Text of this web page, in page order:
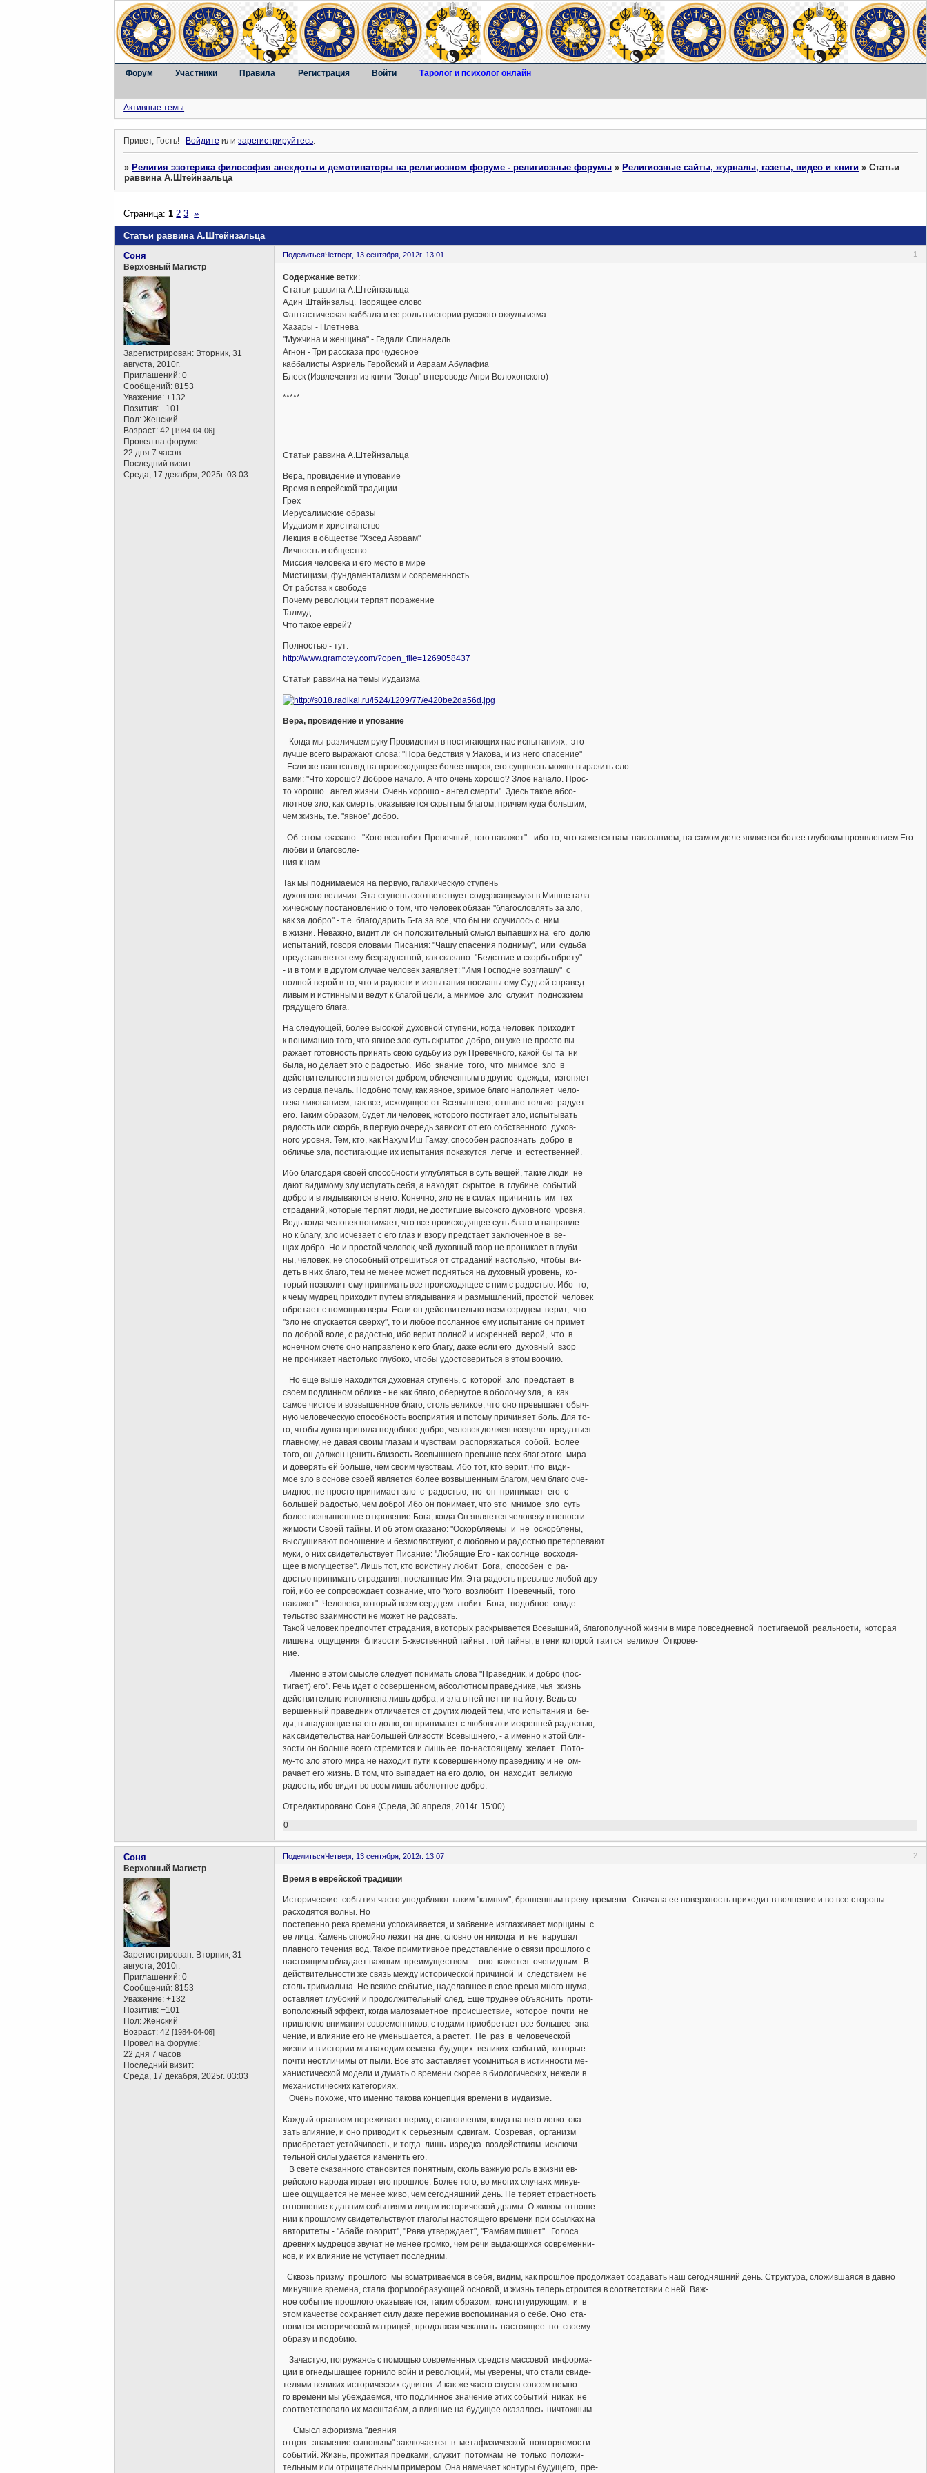
Форум Участники Правила Регистрация Войти Таролог и психолог онлайн
Активные темы
Привет, Гость! Войдите илизарегистрируйтесь.
»Религия эзотерика философия анекдоты и демотиваторы на религиозном форуме - религиозные форумы »Религиозные сайты, журналы, газеты, видео и книги »Статьи
раввина А.Штейнзальца
Статьи раввина А.Штейнзальца
Страница:1 2 3 »
Поделиться 1
Четверг, 13 сентября, 2012г. 13:01
Соня
Верховный Магистр
Зарегистрирован: Вторник, 31
августа, 2010г.
Приглашений: 0
Сообщений: 8153
Уважение: +132
Позитив: +101
Пол: Женский
Возраст: 42[1984-04-06]
Провел на форуме:
22 дня 7 часов
Последний визит:
Среда, 17 декабря, 2025г. 03:03
Содержаниеветки:
Статьи раввина А.Штейнзальца
Адин Штайнзальц. Творящее слово
Фантастическая каббала и ее роль в истории русского оккультизма
Хазары - Плетнева
"Мужчина и женщина" - Гедали Спинадель
Агнон - Три рассказа про чудесное
каббалисты Азриель Геройский и Авраам Абулафиа
Блеск (Извлечения из книги "Зогар" в переводе Анри Волохонского)
*****
Статьи раввина А.Штейнзальца
Вера, провидение и упование
Время в еврейской традиции
Грех
Иерусалимские образы
Иудаизм и христианство
Лекция в обществе "Хэсед Авраам"
Личность и общество
Миссия человека и его место в мире
Мистицизм, фундаментализм и современность
От рабства к свободе
Почему революции терпят поражение
Талмуд
Что такое еврей?
Полностью - тут:
http://www.gramotey.com/?open_file=1269058437
Статьи раввина на темы иудаизма
Вера, провидение и упование
Когда мы различаем руку Провидения в постигающих нас испытаниях, это
лучше всего выражают слова: "Пора бедствия у Яакова, и из него спасение"
Если же наш взгляд на происходящее более широк, его сущность можно выразить сло-
вами: "Что хорошо? Доброе начало. А что очень хорошо? Злое начало. Прос-
то хорошо . ангел жизни. Очень хорошо - ангел смерти". Здесь такое абсо-
лютное зло, как смерть, оказывается скрытым благом, причем куда большим,
чем жизнь, т.е. "явное" добро.
Об этом сказано: "Кого возлюбит Превечный, того накажет" - ибо то, что кажется нам наказанием, на самом деле является более глубоким проявлением Его
любви и благоволе-
ния к нам.
Так мы поднимаемся на первую, галахическую ступень
духовного величия. Эта ступень соответствует содержащемуся в Мишне гала-
хическому постановлению о том, что человек обязан "благословлять за зло,
как за добро" - т.е. благодарить Б-га за все, что бы ни случилось с ним
в жизни. Неважно, видит ли он положительный смысл выпавших на его долю
испытаний, говоря словами Писания: "Чашу спасения подниму", или судьба
представляется ему безрадостной, как сказано: "Бедствие и скорбь обрету"
- и в том и в другом случае человек заявляет: "Имя Господне возглашу" с
полной верой в то, что и радости и испытания посланы ему Судьей справед-
ливым и истинным и ведут к благой цели, а мнимое зло служит подножием
грядущего блага.
На следующей, более высокой духовной ступени, когда человек приходит
к пониманию того, что явное зло суть скрытое добро, он уже не просто вы-
ражает готовность принять свою судьбу из рук Превечного, какой бы та ни
была, но делает это с радостью. Ибо знание того, что мнимое зло в
действительности является добром, облеченным в другие одежды, изгоняет
из сердца печаль. Подобно тому, как явное, зримое благо наполняет чело-
века ликованием, так все, исходящее от Всевышнего, отныне только радует
его. Таким образом, будет ли человек, которого постигает зло, испытывать
радость или скорбь, в первую очередь зависит от его собственного духов-
ного уровня. Тем, кто, как Нахум Иш Гамзу, способен распознать добро в
обличье зла, постигающие их испытания покажутся легче и естественней.
Ибо благодаря своей способности углубляться в суть вещей, такие люди не
дают видимому злу испугать себя, а находят скрытое в глубине событий
добро и вглядываются в него. Конечно, зло не в силах причинить им тех
страданий, которые терпят люди, не достигшие высокого духовного уровня.
Ведь когда человек понимает, что все происходящее суть благо и направле-
но к благу, зло исчезает с его глаз и взору предстает заключенное в ве-
щах добро. Но и простой человек, чей духовный взор не проникает в глуби-
ны, человек, не способный отрешиться от страданий настолько, чтобы ви-
деть в них благо, тем не менее может подняться на духовный уровень, ко-
торый позволит ему принимать все происходящее с ним с радостью. Ибо то,
к чему мудрец приходит путем вглядывания и размышлений, простой человек
обретает с помощью веры. Если он действительно всем сердцем верит, что
"зло не спускается сверху", то и любое посланное ему испытание он примет
по доброй воле, с радостью, ибо верит полной и искренней верой, что в
конечном счете оно направлено к его благу, даже если его духовный взор
не проникает настолько глубоко, чтобы удостовериться в этом воочию.
Но еще выше находится духовная ступень, с которой зло предстает в
своем подлинном облике - не как благо, обернутое в оболочку зла, а как
самое чистое и возвышенное благо, столь великое, что оно превышает обыч-
ную человеческую способность восприятия и потому причиняет боль. Для то-
го, чтобы душа приняла подобное добро, человек должен всецело предаться
главному, не давая своим глазам и чувствам распоряжаться собой. Более
того, он должен ценить близость Всевышнего превыше всех благ этого мира
и доверять ей больше, чем своим чувствам. Ибо тот, кто верит, что види-
мое зло в основе своей является более возвышенным благом, чем благо оче-
видное, не просто принимает зло с радостью, но он принимает его с
большей радостью, чем добро! Ибо он понимает, что это мнимое зло суть
более возвышенное откровение Бога, когда Он является человеку в непости-
жимости Своей тайны. И об этом сказано: "Оскорбляемы и не оскорблены,
выслушивают поношение и безмолвствуют, с любовью и радостью претерпевают
муки, о них свидетельствует Писание: "Любящие Его - как солнце восходя-
щее в могуществе". Лишь тот, кто воистину любит Бога, способен с ра-
достью принимать страдания, посланные Им. Эта радость превыше любой дру-
гой, ибо ее сопровождает сознание, что "кого возлюбит Превечный, того
накажет". Человека, который всем сердцем любит Бога, подобное свиде-
тельство взаимности не может не радовать.
Такой человек предпочтет страдания, в которых раскрывается Всевышний, благополучной жизни в мире повседневной постигаемой реальности, которая
лишена ощущения близости Б-жественной тайны . той тайны, в тени которой таится великое Открове-
ние.
Именно в этом смысле следует понимать слова "Праведник, и добро (пос-
тигает) его". Речь идет о совершенном, абсолютном праведнике, чья жизнь
действительно исполнена лишь добра, и зла в ней нет ни на йоту. Ведь со-
вершенный праведник отличается от других людей тем, что испытания и бе-
ды, выпадающие на его долю, он принимает с любовью и искренней радостью,
как свидетельства наибольшей близости Всевышнего, - а именно к этой бли-
зости он больше всего стремится и лишь ее по-настоящему желает. Пото-
му-то зло этого мира не находит пути к совершенному праведнику и не ом-
рачает его жизнь. В том, что выпадает на его долю, он находит великую
радость, ибо видит во всем лишь аболютное добро.
Отредактировано Соня (Среда, 30 апреля, 2014г. 15:00)
0
Поделиться 2
Четверг, 13 сентября, 2012г. 13:07
Соня
Верховный Магистр
Зарегистрирован: Вторник, 31
августа, 2010г.
Приглашений: 0
Сообщений: 8153
Уважение: +132
Позитив: +101
Пол: Женский
Возраст: 42[1984-04-06]
Провел на форуме:
22 дня 7 часов
Последний визит:
Среда, 17 декабря, 2025г. 03:03
Время в еврейской традиции
Исторические события часто уподобляют таким "камням", брошенным в реку времени. Сначала ее поверхность приходит в волнение и во все стороны
расходятся волны. Но
постепенно река времени успокаивается, и забвение изглаживает морщины с
ее лица. Камень спокойно лежит на дне, словно он никогда и не нарушал
плавного течения вод. Такое примитивное представление о связи прошлого с
настоящим обладает важным преимуществом - оно кажется очевидным. В
действительности же связь между исторической причиной и следствием не
столь тривиальна. Не всякое событие, наделавшее в свое время много шума,
оставляет глубокий и продолжительный след. Еще труднее объяснить проти-
воположный эффект, когда малозаметное происшествие, которое почти не
привлекло внимания современников, с годами приобретает все большее зна-
чение, и влияние его не уменьшается, а растет. Не раз в человеческой
жизни и в истории мы находим семена будущих великих событий, которые
почти неотличимы от пыли. Все это заставляет усомниться в истинности ме-
ханистической модели и думать о времени скорее в биологических, нежели в
механистических категориях.
Очень похоже, что именно такова концепция времени в иудаизме.
Каждый организм переживает период становления, когда на него легко ока-
зать влияние, и оно приводит к серьезным сдвигам. Созревая, организм
приобретает устойчивость, и тогда лишь изредка воздействиям исключи-
тельной силы удается изменить его.
В свете сказанного становится понятным, сколь важную роль в жизни ев-
рейского народа играет его прошлое. Более того, во многих случаях минув-
шее ощущается не менее живо, чем сегодняшний день. Не теряет страстность
отношение к давним событиям и лицам исторической драмы. О живом отноше-
нии к прошлому свидетельствуют глаголы настоящего времени при ссылках на
авторитеты - "Абайе говорит", "Рава утверждает", "Рамбам пишет". Голоса
древних мудрецов звучат не менее громко, чем речи выдающихся современни-
ков, и их влияние не уступает последним.
Сквозь призму прошлого мы всматриваемся в себя, видим, как прошлое продолжает создавать наш сегодняшний день. Структура, сложившаяся в давно
минувшие времена, стала формообразующей основой, и жизнь теперь строится в соответствии с ней. Важ-
ное событие прошлого оказывается, таким образом, конституирующим, и в
этом качестве сохраняет силу даже пережив воспоминания о себе. Оно ста-
новится исторической матрицей, продолжая чеканить настоящее по своему
образу и подобию.
Зачастую, погружаясь с помощью современных средств массовой информа-
ции в огнедышащее горнило войн и революций, мы уверены, что стали свиде-
телями великих исторических сдвигов. И как же часто спустя совсем немно-
го времени мы убеждаемся, что подлинное значение этих событий никак не
соответствовало их масштабам, а влияние на будущее оказалось ничтожным.
Смысл афоризма "деяния
отцов - знамение сыновьям" заключается в метафизической повторяемости
событий. Жизнь, прожитая предками, служит потомкам не только положи-
тельным или отрицательным примером. Она намечает контуры будущего, пре-